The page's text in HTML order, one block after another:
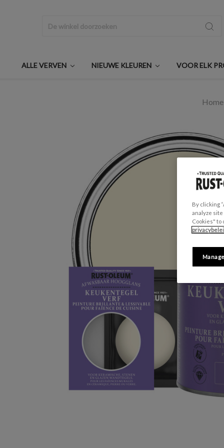
ALLE VERVEN NIEUWE KLEUREN VOOR ELK
Home
By clicking
analyze
Cookies" to